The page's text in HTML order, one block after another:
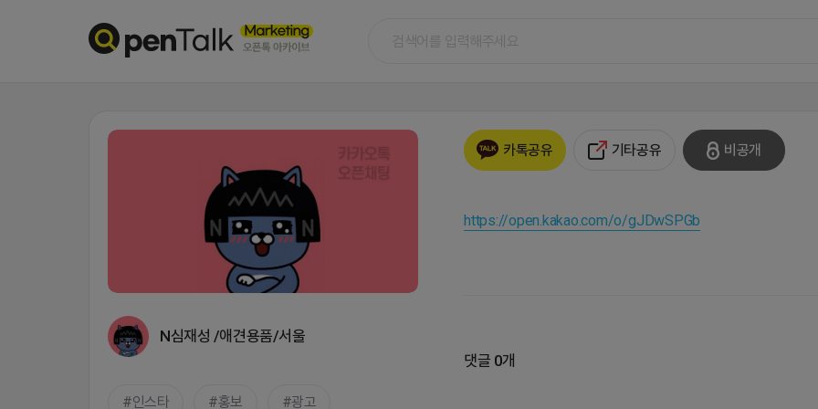
N심재성 /애견용품/서울
인스타 홍보 광고
카톡공유 기타공유 비공개
https://open.kakao.com/o/gJDwSPGb
댓글 0개